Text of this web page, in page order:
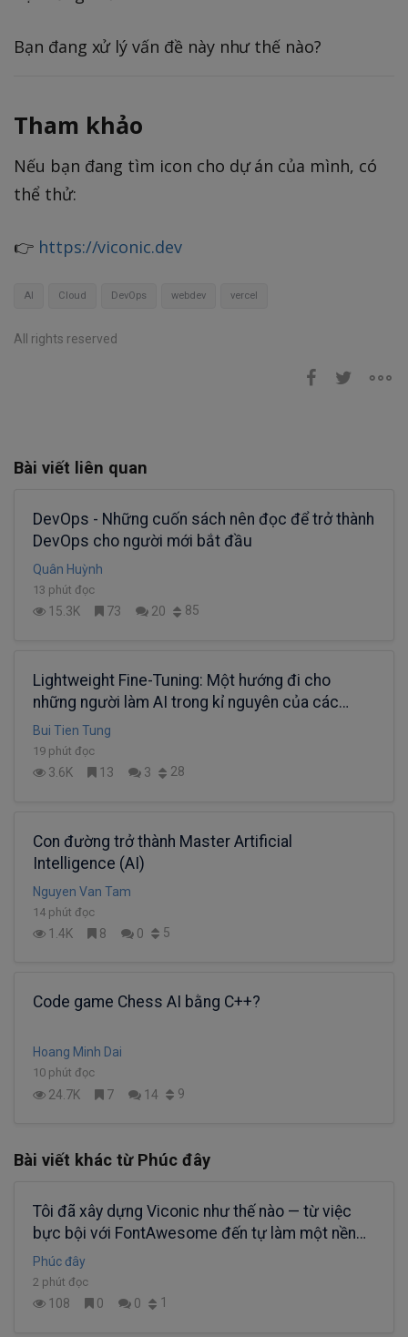
Bạn đang xử lý vấn đề này như thế nào?
Tham khảo
Nếu bạn đang tìm icon cho dự án của mình, có
thể thử:
👉 https://viconic.dev
AI Cloud DevOps webdev vercel
All rights reserved
Bài viết liên quan
DevOps - Những cuốn sách nên đọc để trở thành
DevOps cho người mới bắt đầu
Quân Huỳnh
13 phút đọc
15.3K 73 20 85
Lightweight Fine-Tuning: Một hướng đi cho
những người làm AI trong kỉ nguyên của các
Super Large Models (Phần 2)
Bui Tien Tung
19 phút đọc
3.6K 13 3 28
Con đường trở thành Master Artificial
Intelligence (AI)
Nguyen Van Tam
14 phút đọc
1.4K 8 0 5
Code game Chess AI bằng C++?
Hoang Minh Dai
10 phút đọc
24.7K 7 14 9
Bài viết khác từ Phúc đây
Tôi đã xây dựng Viconic như thế nào — từ việc
bực bội với FontAwesome đến tự làm một nền
tảng icon riêng
Phúc đây
2 phút đọc
108 0 0 1